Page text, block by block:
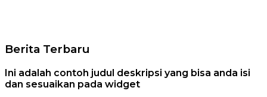
Berita Terbaru
Ini adalah contoh judul deskripsi yang bisa anda isi
dan sesuaikan pada widget